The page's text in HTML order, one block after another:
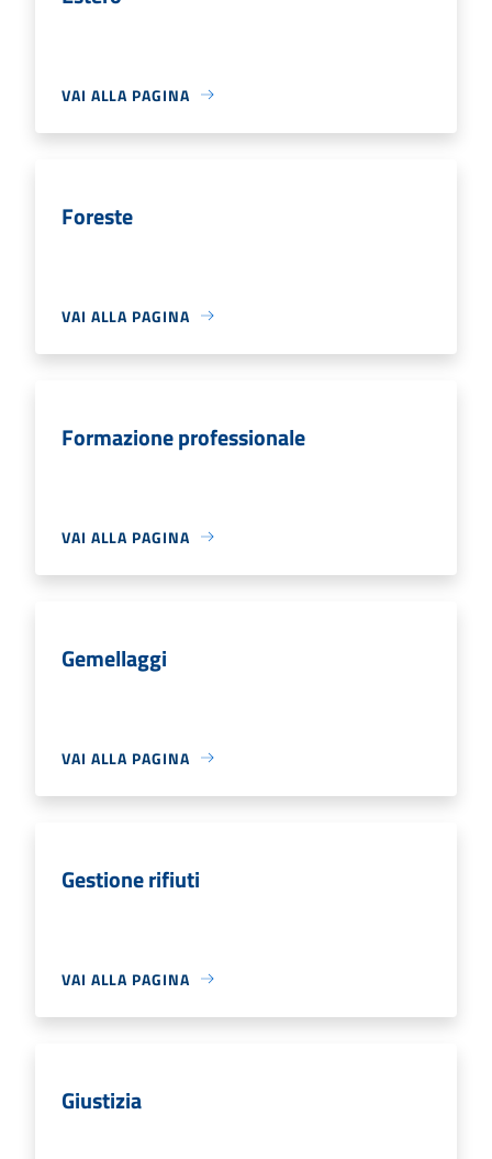
VAI ALLA PAGINA
Foreste
VAI ALLA PAGINA
Formazione professionale
VAI ALLA PAGINA
Gemellaggi
VAI ALLA PAGINA
Gestione rifiuti
VAI ALLA PAGINA
Giustizia